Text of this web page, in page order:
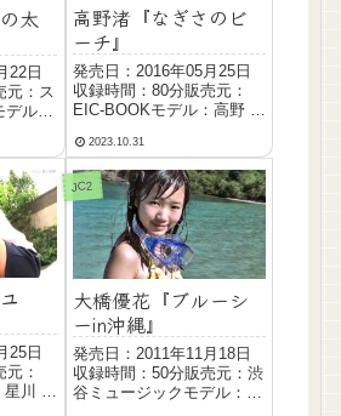
太
22日
元：ス
ル：
日
高野渚『なぎさのビ
ーチ』
発売日：2016年05月25日
収録時間：80分販売元：
EIC-BOOKモデル：高野 渚
2002年04月15日サイズ：
T16...
2023.10.31
25日
：
川 優
JC2
大橋優花『ブルーシ
ーin沖縄』
発売日：2011年11月18日
収録時間：50分販売元：渋
谷ミュージックモデル：大